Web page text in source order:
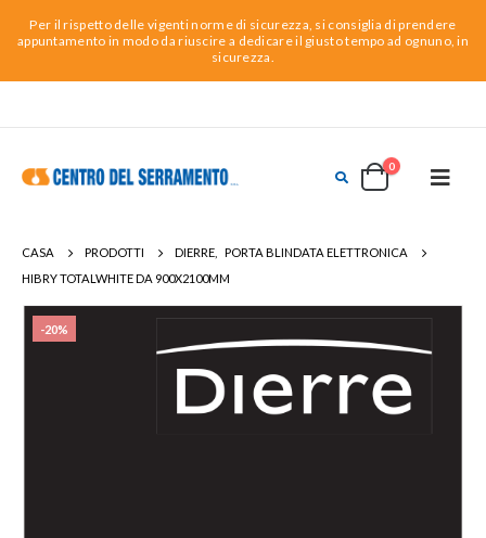
Per il rispetto delle vigenti norme di sicurezza, si consiglia di prendere
appuntamento in modo da riuscire a dedicare il giusto tempo ad ognuno, in
sicurezza.
0
CASA PRODOTTI DIERRE
PORTA BLINDATA ELETTRONICA
HIBRY TOTALWHITE DA 900X2100MM
-20%